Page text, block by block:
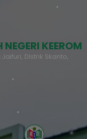
KEEROM
DIstrik Skanto,